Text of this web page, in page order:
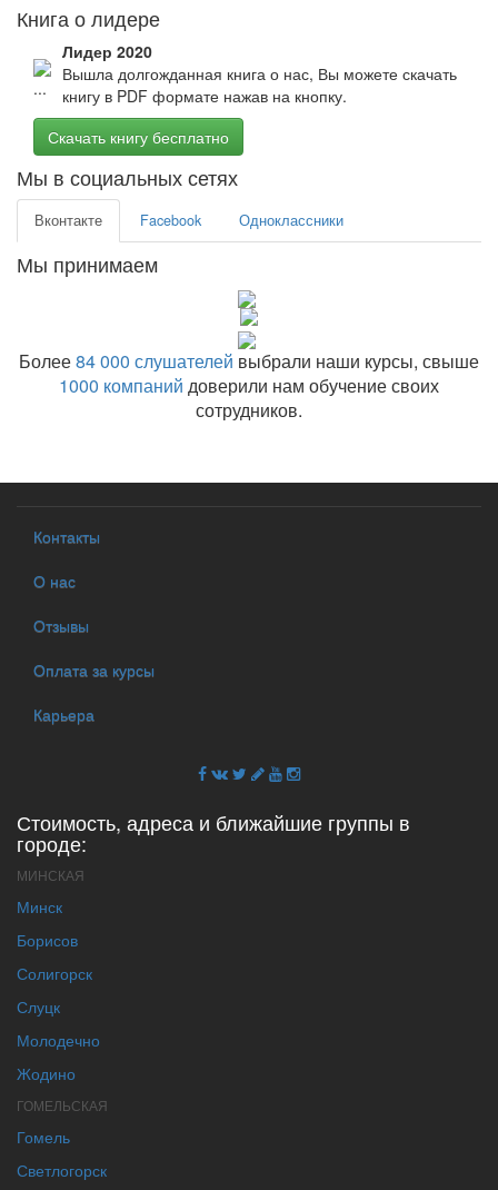
Книга о лидере
Лидер 2020
Вышла долгожданная книга о нас, Вы можете скачать
книгу в PDF формате нажав на кнопку.
Скачать книгу бесплатно
Мы в социальных сетях
Вконтакте Facebook Одноклассники
Мы принимаем
Более84 000 слушателей выбрали наши курсы, свыше
1000 компаний доверили нам обучение своих
сотрудников.
Контакты
О нас
Отзывы
Оплата за курсы
Карьера
Стоимость, адреса и ближайшие группы в
городе:
МИНСКАЯ
Минск
Борисов
Солигорск
Слуцк
Молодечно
Жодино
ГОМЕЛЬСКАЯ
Гомель
Светлогорск